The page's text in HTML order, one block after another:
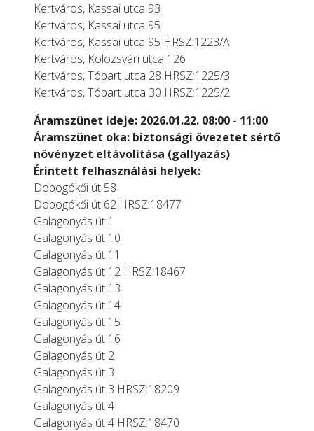
Kertváros, Kassai utca 93
Kertváros, Kassai utca 95
Kertváros, Kassai utca 95 HRSZ:1223/A
Kertváros, Kolozsvári utca 126
Kertváros, Tópart utca 28 HRSZ:1225/3
Kertváros, Tópart utca 30 HRSZ:1225/2
Áramszünet ideje: 2026.01.22. 08:00 - 11:00
Áramszünet oka: biztonsági övezetet sértő
növényzet eltávolítása (gallyazás)
Érintett felhasználási helyek:
Dobogókői út 58
Dobogókői út 62 HRSZ:18477
Galagonyás út 1
Galagonyás út 10
Galagonyás út 11
Galagonyás út 12 HRSZ:18467
Galagonyás út 13
Galagonyás út 14
Galagonyás út 15
Galagonyás út 16
Galagonyás út 2
Galagonyás út 3
Galagonyás út 3 HRSZ:18209
Galagonyás út 4
Galagonyás út 4 HRSZ:18470